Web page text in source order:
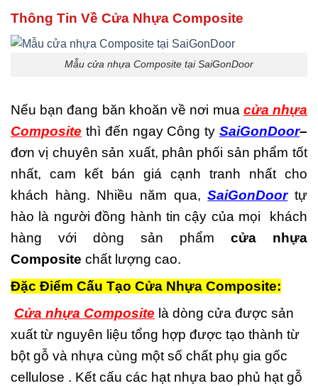
Thông Tin Về Cửa Nhựa Composite
Mẫu cửa nhựa Composite tại SaiGonDoor
Nếu bạn đang băn khoăn về nơi mua cửa nhựa
Composite thì đến ngay Công ty SaiGonDoor–
đơn vị chuyên sản xuất, phân phối sản phẩm tốt
nhất, cam kết bán giá cạnh tranh nhất cho
khách hàng. Nhiều năm qua,SaiGonDoortự
hào là người đồng hành tin cậy của mọi khách
hàng với dòng sản phẩm cửa nhựa
Composite chất lượng cao.
Đặc Điểm Cấu Tạo Cửa Nhựa Composite:
Cửa nhựa Composite là dòng cửa được sản
xuất từ nguyên liệu tổng hợp được tạo thành từ
bột gỗ và nhựa cùng một số chất phụ gia gốc
cellulose . Kết cấu các hạt nhựa bao phủ hạt gỗ